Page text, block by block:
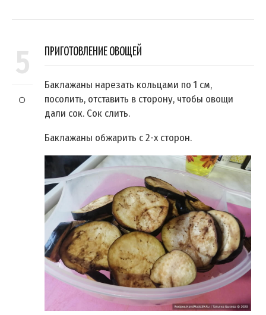
5 ПРИГОТОВЛЕНИЕ ОВОЩЕЙ
Баклажаны нарезать кольцами по 1 см,
посолить, отставить в сторону, чтобы овощи
дали сок. Сок слить.
Баклажаны обжарить с 2-х сторон.